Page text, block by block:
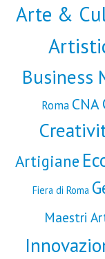
Arte &
Business
Roma CNA
Artigiane
Fiera di Roma
Maestri